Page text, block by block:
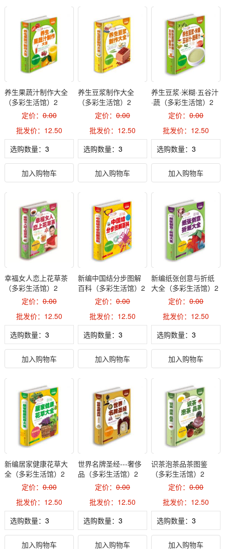
养生果蔬汁制作大全
（多彩生活馆）2
定价：0.00
批发价：12.50
选购数量：
加入购物车
养生豆浆制作大全
（多彩生活馆）2
定价： 0.00
批发价：12.50
选购数量：
加入购物车
养生豆浆·米糊·五谷汁
·蔬（多彩生活馆）2
定价：0.00
批发价：12.50
选购数量：
加入购物车
幸福女人恋上花草茶
（多彩生活馆）2
定价：0.00
批发价：12.50
选购数量：
加入购物车
新编中国结分步图解
百科（多彩生活馆）2
定价： 0.00
批发价：12.50
选购数量：
加入购物车
新编纸张创意与折纸
大全（多彩生活馆）2
定价：0.00
批发价：12.50
选购数量：
加入购物车
新编居家健康花草大
全（多彩生活馆）2
定价：0.00
批发价：12.50
选购数量：
加入购物车
世界名牌圣经---奢侈
品（多彩生活馆）2
定价： 0.00
批发价：12.50
选购数量：
加入购物车
识茶泡茶品茶图鉴
（多彩生活馆）2
定价：0.00
批发价：12.50
选购数量：
加入购物车